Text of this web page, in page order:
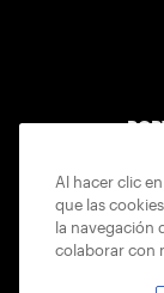
LISTA
Al hacer clic
que las
la navegación
colaborar con